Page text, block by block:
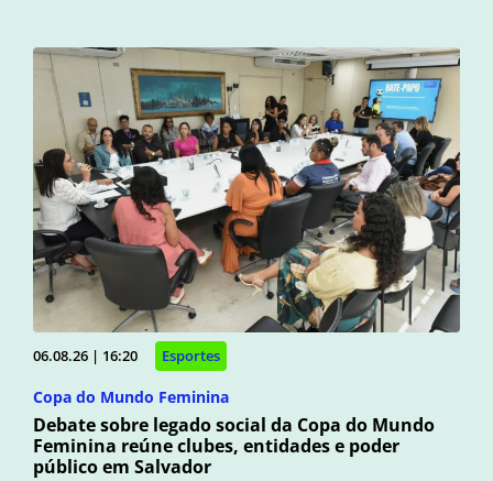
06.08.26 | 16:20 Esportes
Copa do Mundo Feminina
Debate sobre legado social da Copa do Mundo
Feminina reúne clubes, entidades e poder
público em Salvador